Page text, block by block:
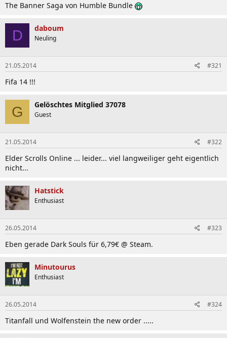
The Banner Saga von Humble Bundle
D daboum
Neuling
21.05.2014 #321
Fifa 14 !!!
G Gelöschtes Mitglied 37078
Guest
21.05.2014 #322
Elder Scrolls Online ... leider... viel langweiliger geht eigentlich
nicht...
Hatstick
Enthusiast
26.05.2014 #323
Eben gerade Dark Souls für 6,79€ @ Steam.
Minutourus
Enthusiast
26.05.2014 #324
Titanfall und Wolfenstein the new order .....